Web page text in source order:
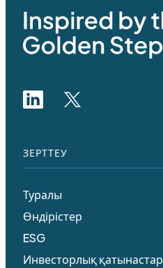
ЗЕРТТЕУ
Туралы
Өндірістер
ESG
Инвесторлық қатынастар